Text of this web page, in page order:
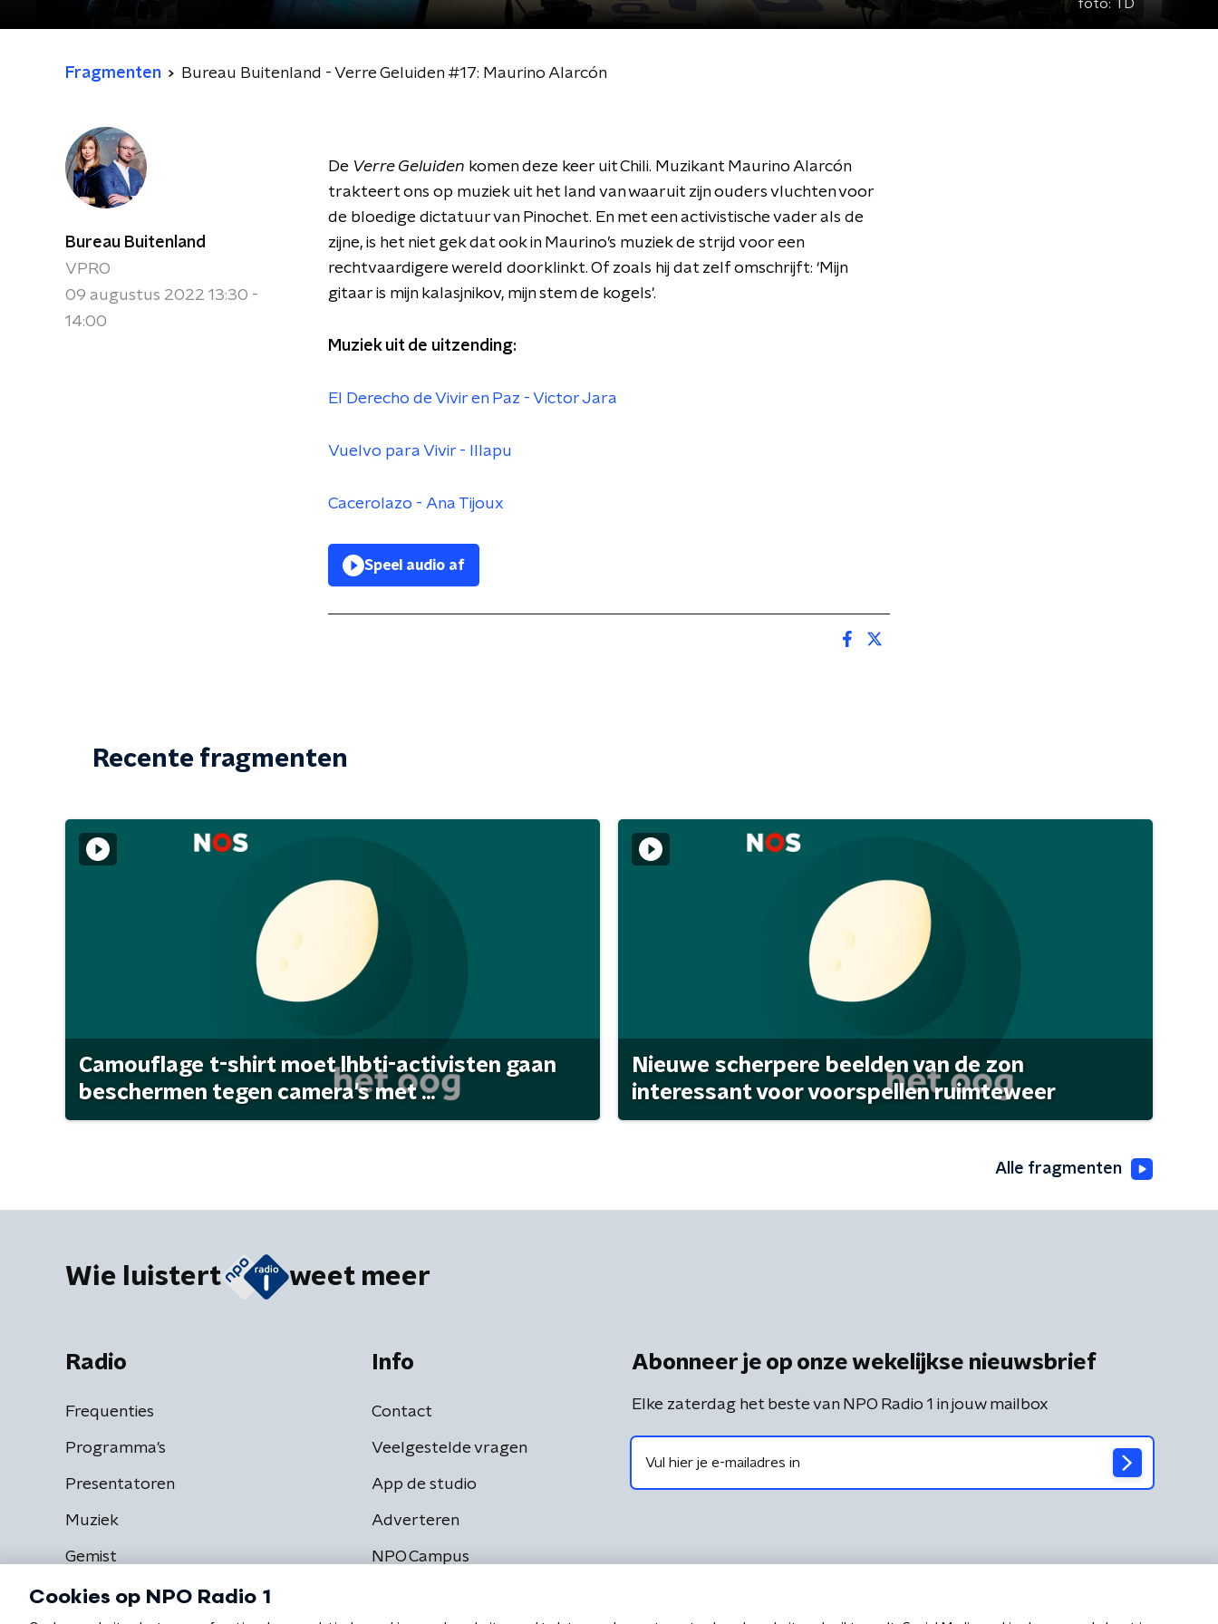
foto: TD
Fragmenten Bureau Buitenland - Verre Geluiden #17: Maurino Alarcón
Bureau Buitenland
VPRO
09 augustus 2022 13:30 -
14:00
De Verre Geluiden komen deze keer uit Chili. Muzikant Maurino Alarcón
trakteert ons op muziek uit het land van waaruit zijn ouders vluchten voor
de bloedige dictatuur van Pinochet. En met een activistische vader als de
zijne, is het niet gek dat ook in Maurino’s muziek de strijd voor een
rechtvaardigere wereld doorklinkt. Of zoals hij dat zelf omschrijft: ‘Mijn
gitaar is mijn kalasjnikov, mijn stem de kogels'.
Muziek uit de uitzending:
El Derecho de Vivir en Paz - Victor Jara
Vuelvo para Vivir - Illapu
Cacerolazo - Ana Tijoux
Speel audio af
Recente fragmenten
Camouflage t-shirt moet lhbti-activisten gaan
beschermen tegen camera's met ...
Nieuwe scherpere beelden van de zon
interessant voor voorspellen ruimteweer
Alle fragmenten
Wie luistert weet meer
Radio
Frequenties
Programma's
Presentatoren
Muziek
Gemist
Info
Contact
Veelgestelde vragen
App de studio
Adverteren
NPO Campus
Abonneer je op onze wekelijkse nieuwsbrief
Elke zaterdag het beste van NPO Radio 1 in jouw mailbox